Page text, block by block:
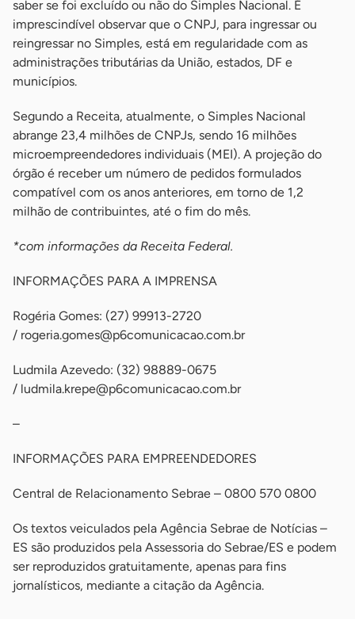
saber se foi excluído ou não do Simples Nacional. É
imprescindível observar que o CNPJ, para ingressar ou
reingressar no Simples, está em regularidade com as
administrações tributárias da União, estados, DF e
municípios.
Segundo a Receita, atualmente, o Simples Nacional
abrange 23,4 milhões de CNPJs, sendo 16 milhões
microempreendedores individuais (MEI). A projeção do
órgão é receber um número de pedidos formulados
compatível com os anos anteriores, em torno de 1,2
milhão de contribuintes, até o fim do mês.
*com informações da Receita Federal.
INFORMAÇÕES PARA A IMPRENSA
Rogéria Gomes: (27) 99913-2720
/ rogeria.gomes@p6comunicacao.com.br
Ludmila Azevedo: (32) 98889-0675
/ ludmila.krepe@p6comunicacao.com.br
–
INFORMAÇÕES PARA EMPREENDEDORES
Central de Relacionamento Sebrae – 0800 570 0800
Os textos veiculados pela Agência Sebrae de Notícias –
ES são produzidos pela Assessoria do Sebrae/ES e podem
ser reproduzidos gratuitamente, apenas para fins
jornalísticos, mediante a citação da Agência.